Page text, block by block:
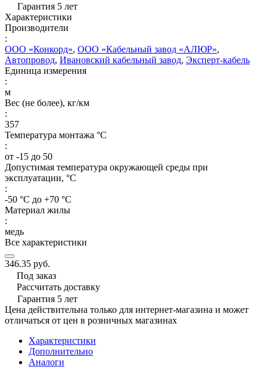
Гарантия 5 лет
Характеристики
Производители
:
ООО «Конкорд», ООО «Кабельный завод «АЛЮР»,
Автопровод, Ивановский кабельный завод, Эксперт-кабель
Единица измерения
:
м
Вес (не более), кг/км
:
357
Температура монтажа °C
:
от -15 до 50
Допустимая температура окружающей среды при
эксплуатации, °C
:
-50 °С до +70 °С
Материал жилы
:
медь
Все характеристики
346.35 руб.
Под заказ
Рассчитать доставку
Гарантия 5 лет
Цена действительна только для интернет-магазина и может
отличаться от цен в розничных магазинах
Характеристики
Дополнительно
Аналоги